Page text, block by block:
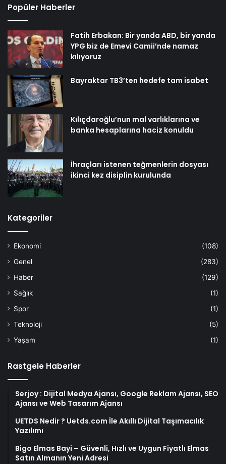
Popüler Haberler
Fatih Erbakan: Bir yanda ABD, bir yanda
YPG biz de Emevi Camii’nde namaz
kılıyoruz
Bayraktar TB3’ten hedefe tam isabet
Kılıçdaroğlu’nun mal varlıklarına ve
banka hesaplarına haciz konuldu
İhraçları istenen teğmenlerin dosyası
ikinci kez disiplin kurulunda
Kategoriler
Ekonomi
(108)
Genel
(283)
Haber
(129)
Sağlık
(1)
Spor
(1)
Teknoloji
(5)
Yaşam
(1)
Rastgele Haberler
Serjoy : Dijital Medya Ajansı, Google Reklam Ajansı, SEO
Ajansı ve Web Tasarım Ajansı
UETDS Nedir ? Uetds.com İle Akıllı Dijital Taşımacılık
Yazılımı
Bigo Elmas Bayi – Güvenli, Hızlı ve Uygun Fiyatlı Elmas
Satın Almanın Yeni Adresi